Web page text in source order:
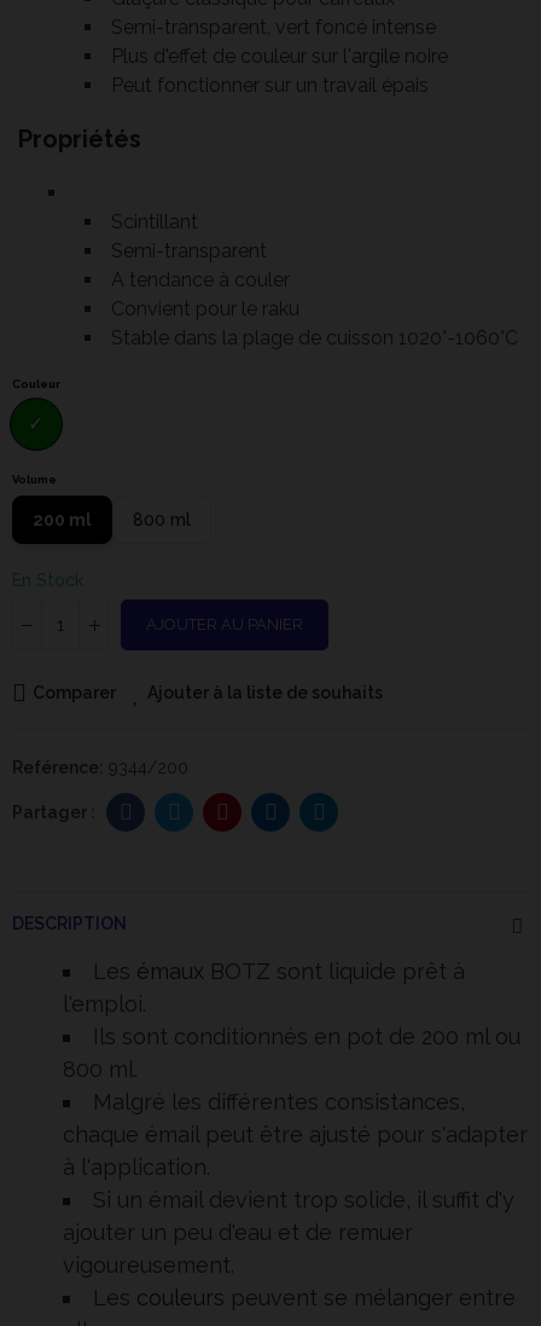
Semi-transparent, vert foncé intense
Plus d'effet de couleur sur l'argile noire
Peut fonctionner sur un travail épais
Propriétés
Scintillant
Semi-transparent
A tendance à couler
Convient pour le raku
Stable dans la plage de cuisson 1020°-1060°C
Couleur
Volume
200 ml 800 ml
En Stock
AJOUTER AU PANIER
Comparer Ajouter à la liste de souhaits
Reférence: 9344/200
DESCRIPTION
Les émaux BOTZ sont liquide prêt à
l'emploi.
Ils sont conditionnés en pot de 200 ml ou
800 ml.
Malgré les différentes consistances,
chaque émail peut être ajusté pour s'adapter
à l'application.
Si un émail devient trop solide, il suffit d'y
ajouter un peu d'eau et de remuer
vigoureusement.
Les couleurs peuvent se mélanger entre